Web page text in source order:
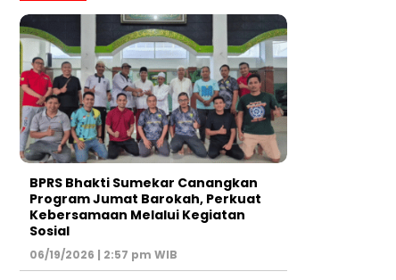
BPRS Bhakti Sumekar Canangkan
Program Jumat Barokah, Perkuat
Kebersamaan Melalui Kegiatan
Sosial
06/19/2026 | 2:57 pm WIB